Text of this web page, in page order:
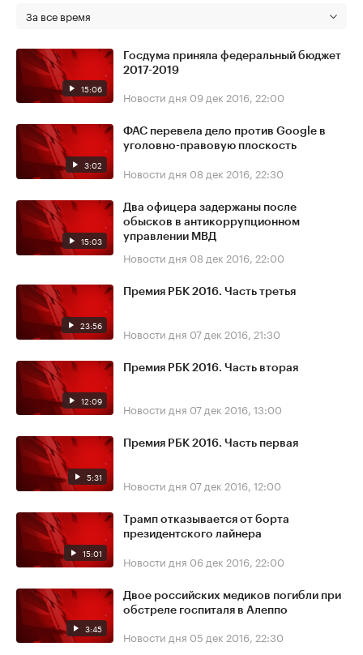
За все время
15:06
Госдума приняла федеральный бюджет
2017-2019
Новости дня 09 дек 2016, 22:00
3:02
ФАС перевела дело против Google в
уголовно-правовую плоскость
Новости дня 08 дек 2016, 22:30
15:03
Два офицера задержаны после
обысков в антикоррупционном
управлении МВД
Новости дня 08 дек 2016, 22:00
23:56
Премия РБК 2016. Часть третья
Новости дня 07 дек 2016, 21:30
12:09
Премия РБК 2016. Часть вторая
Новости дня 07 дек 2016, 13:00
5:31
Премия РБК 2016. Часть первая
Новости дня 07 дек 2016, 12:00
15:01
Трамп отказывается от борта
президентского лайнера
Новости дня 06 дек 2016, 22:00
3:45
Двое российских медиков погибли при
обстреле госпиталя в Алеппо
Новости дня 05 дек 2016, 22:30